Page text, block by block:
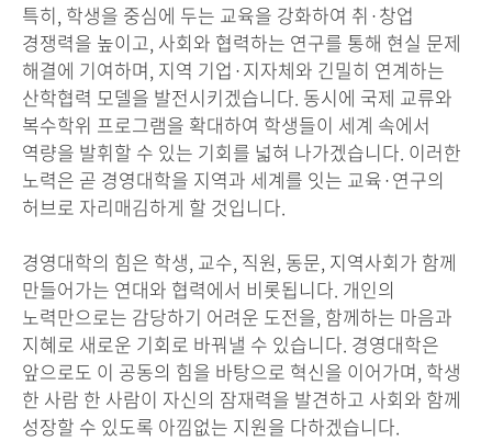
특히, 학생을 중심에 두는 교육을 강화하여 취·창업
경쟁력을 높이고, 사회와 협력하는 연구를 통해 현실 문제
해결에 기여하며, 지역 기업·지자체와 긴밀히 연계하는
산학협력 모델을 발전시키겠습니다. 동시에 국제 교류와
복수학위 프로그램을 확대하여 학생들이 세계 속에서
역량을 발휘할 수 있는 기회를 넓혀 나가겠습니다. 이러한
노력은 곧 경영대학을 지역과 세계를 잇는 교육·연구의
허브로 자리매김하게 할 것입니다.
경영대학의 힘은 학생, 교수, 직원, 동문, 지역사회가 함께
만들어가는 연대와 협력에서 비롯됩니다. 개인의
노력만으로는 감당하기 어려운 도전을, 함께하는 마음과
지혜로 새로운 기회로 바꿔낼 수 있습니다. 경영대학은
앞으로도 이 공동의 힘을 바탕으로 혁신을 이어가며, 학생
한 사람 한 사람이 자신의 잠재력을 발견하고 사회와 함께
성장할 수 있도록 아낌없는 지원을 다하겠습니다.